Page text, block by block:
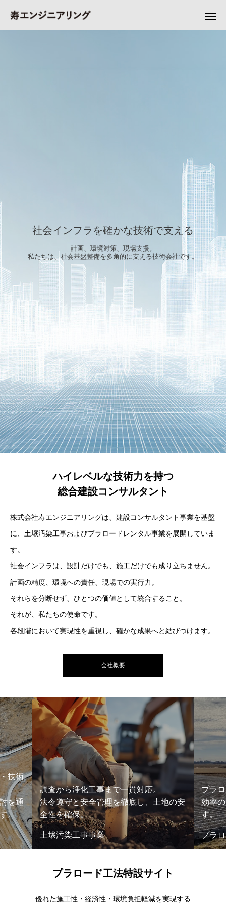
社会インフラを確かな技術で支える
計画、環境対策、現場支援。
私たちは、社会基盤整備を多角的に支える技術会社です。
ハイレベルな技術力を持つ
総合建設コンサルタント
株式会社寿エンジニアリングは、建設コンサルタント事業を基盤
に、土壌汚染工事およびプラロードレンタル事業を展開していま
す。
社会インフラは、設計だけでも、施工だけでも成り立ちません。
計画の精度、環境への責任、現場での実行力。
それらを分断せず、ひとつの価値として統合すること。
それが、私たちの使命です。
各段階において実現性を重視し、確かな成果へと結びつけます。
会社概要
技術
を通
。
調査から浄化工事まで一貫対応。
法令遵守と安全管理を徹底し、土地の安
全性を確保。
土壌汚染工事事業
プラ
効率
す。
プラ
プラロード工法特設サイト
優れた施工性・経済性・環境負担軽減を実現する